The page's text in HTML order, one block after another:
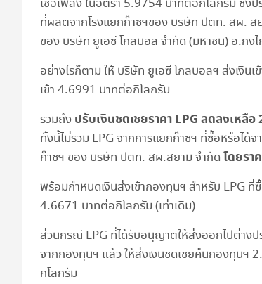
เชื้อเพลิง ในอัตรา 5.9754 บาทต่อกิโลกรัม ซึ่ง
ที่ผลิตจากโรงแยกก๊าซฯของ บริษัท ปตท. สผ. ส
ของ บริษัท ยูเอซี โกลบอล จำกัด (มหาชน) อ.กง
อย่างไรก็ตาม ให้ บริษัท ยูเอซี โกลบอลฯ ส่งเงิ
เข้า 4.6991 บาทต่อกิโลกรัม
รวมถึง ปรับเงินชดเชยราคาLPG ลดลงเหลื
ทั้งนี้ไม่รวม LPG จากการแยกก๊าซฯ ที่ซื้อหรือไ
ก๊าซฯ ของ บริษัท ปตท. สผ.สยาม จำกัด โดยรา
พร้อมกำหนดเงินส่งเข้ากองทุนฯ สำหรับ LPG
4.6671 บาทต่อกิโลกรัม (เท่าเดิม)
ส่วนกรณี LPG ที่ได้รับอนุญาตให้ส่งออกไปต่างป
จากกองทุนฯ แล้ว ให้ส่งเงินชดเชยคืนกองทุนฯ
กิโลกรัม